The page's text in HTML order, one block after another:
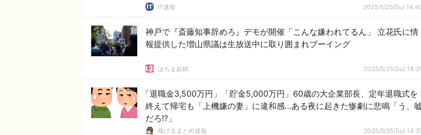
IT速報 2025/5/25(Su)
神戸で『斎藤知事辞めろ』デモが開催「こんな嫌われてるん」 立花氏に情
報提供した増山県議は生放送中に取り囲まれブーイング
はちま起稿 2025/5/25(Su)
「退職金3,500万円」「貯金5,000万円」60歳の大企業部長、定年退職式を
終えて帰宅も「上機嫌の妻」に違和感…ある夜に起きた惨劇に悲鳴「う、
だろ!?」
稼げるまとめ速報 2025/5/25(Su)